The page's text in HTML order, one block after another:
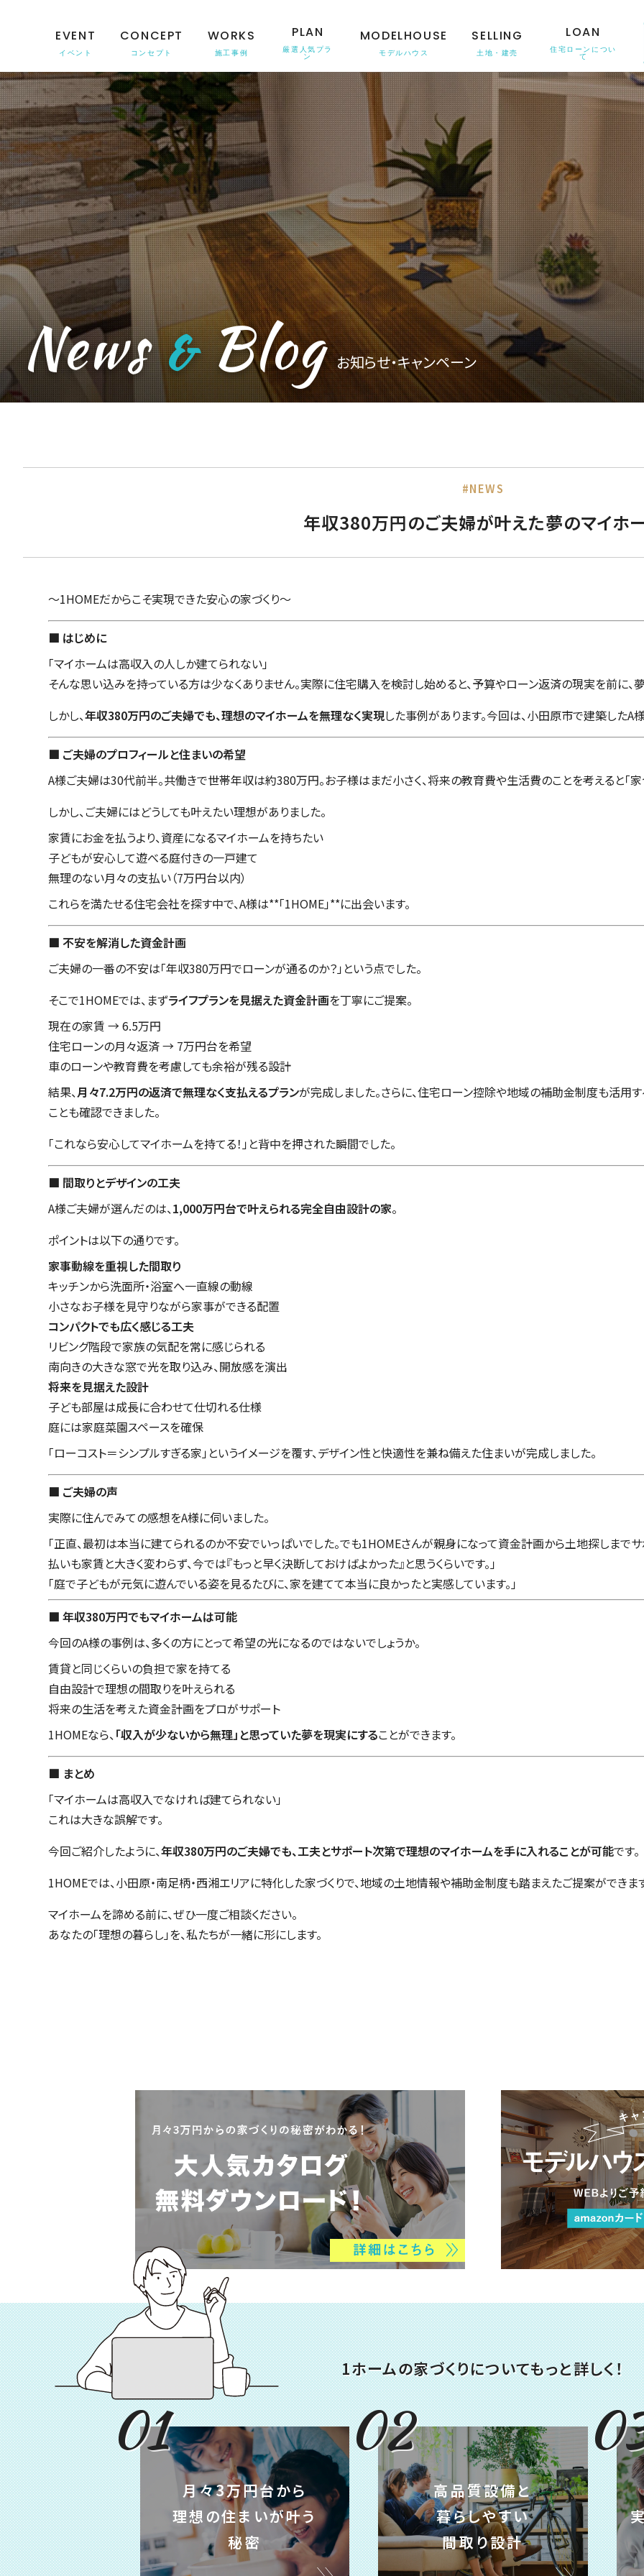
EVENT
イベント
CONCEPT
コンセプト
WORKS
施工事例
PLAN
厳選人気プラ
ン
MODELHOUSE
モデルハウス
SELLING
土地・建売
LOAN
住宅ローンについ
て
News&Blog お知らせ・キャンペーン
#NEWS
年収380万円のご夫婦が叶えた夢のマイホ
～1HOMEだからこそ実現できた安心の家づくり～
■ はじめに
「マイホームは高収入の人しか建てられない」
そんな思い込みを持っている方は少なくありません。実際に住宅購入を検討し始めると、予算やローン返済の現実を前に、
しかし、年収380万円のご夫婦でも、理想のマイホームを無理なく実現した事例があります。今回は、小田原市で建築したA
■ ご夫婦のプロフィールと住まいの希望
A様ご夫婦は30代前半。共働きで世帯年収は約380万円。お子様はまだ小さく、将来の教育費や生活費のことを考えると「
しかし、ご夫婦にはどうしても叶えたい理想がありました。
家賃にお金を払うより、資産になるマイホームを持ちたい
子どもが安心して遊べる庭付きの一戸建て
無理のない月々の支払い（7万円台以内）
これらを満たせる住宅会社を探す中で、A様は**「1HOME」**に出会います。
■ 不安を解消した資金計画
ご夫婦の一番の不安は「年収380万円でローンが通るのか？」という点でした。
そこで1HOMEでは、まずライフプランを見据えた資金計画を丁寧にご提案。
現在の家賃 → 6.5万円
住宅ローンの月々返済 → 7万円台を希望
車のローンや教育費を考慮しても余裕が残る設計
結果、月々7.2万円の返済で無理なく支払えるプランが完成しました。さらに、住宅ローン控除や地域の補助金制度も活用
ことも確認できました。
「これなら安心してマイホームを持てる！」と背中を押された瞬間でした。
■ 間取りとデザインの工夫
A様ご夫婦が選んだのは、1,000万円台で叶えられる完全自由設計の家。
ポイントは以下の通りです。
家事動線を重視した間取り
キッチンから洗面所・浴室へ一直線の動線
小さなお子様を見守りながら家事ができる配置
コンパクトでも広く感じる工夫
リビング階段で家族の気配を常に感じられる
南向きの大きな窓で光を取り込み、開放感を演出
将来を見据えた設計
子ども部屋は成長に合わせて仕切れる仕様
庭には家庭菜園スペースを確保
「ローコスト＝シンプルすぎる家」というイメージを覆す、デザイン性と快適性を兼ね備えた住まいが完成しました。
■ ご夫婦の声
実際に住んでみての感想をA様に伺いました。
「正直、最初は本当に建てられるのか不安でいっぱいでした。でも1HOMEさんが親身になって資金計画から土地探しまでサ
払いも家賃と大きく変わらず、今では『もっと早く決断しておけばよかった』と思うくらいです。」
「庭で子どもが元気に遊んでいる姿を見るたびに、家を建てて本当に良かったと実感しています。」
■ 年収380万円でもマイホームは可能
今回のA様の事例は、多くの方にとって希望の光になるのではないでしょうか。
賃貸と同じくらいの負担で家を持てる
自由設計で理想の間取りを叶えられる
将来の生活を考えた資金計画をプロがサポート
1HOMEなら、「収入が少ないから無理」と思っていた夢を現実にすることができます。
■ まとめ
「マイホームは高収入でなければ建てられない」
これは大きな誤解です。
今回ご紹介したように、年収380万円のご夫婦でも、工夫とサポート次第で理想のマイホームを手に入れることが可能です。
1HOMEでは、小田原・南足柄・西湘エリアに特化した家づくりで、地域の土地情報や補助金制度も踏まえたご提案ができま
マイホームを諦める前に、ぜひ一度ご相談ください。
あなたの「理想の暮らし」を、私たちが一緒に形にします。
1ホームの家づくりについてもっと詳しく！
01
月々3万円台から
理想の住まいが叶う
秘密
02
高品質設備と
暮らしやすい
間取り設計